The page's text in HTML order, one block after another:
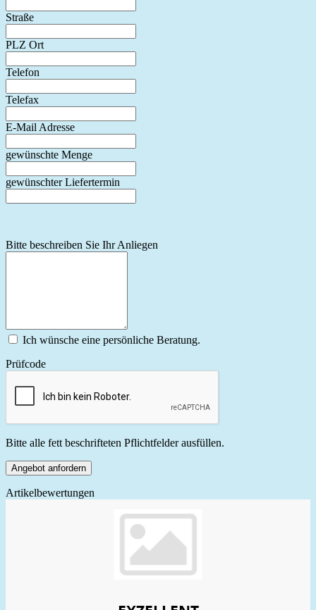
Straße
PLZ Ort
Telefon
Telefax
E-Mail Adresse
gewünschte Menge
gewünschter Liefertermin
Bitte beschreiben Sie Ihr Anliegen
Ich wünsche eine persönliche Beratung.
Prüfcode
Bitte alle fett beschrifteten Pflichtfelder ausfüllen.
Angebot anfordern
Artikelbewertungen